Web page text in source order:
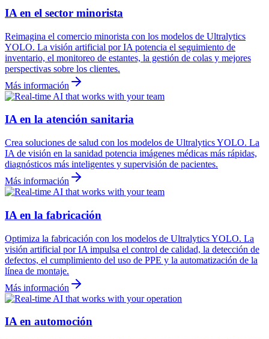
IA en el sector minorista
Reimagina el comercio minorista con los modelos de Ultralytics
YOLO. La visión artificial por IA potencia el seguimiento de
inventario, el monitoreo de estantes, la gestión de colas y mejores
perspectivas sobre los clientes.
Más información
IA en la atención sanitaria
Crea soluciones de salud con los modelos de Ultralytics YOLO. La
IA de visión en la sanidad potencia imágenes médicas más rápidas,
diagnósticos más inteligentes y supervisión de pacientes.
Más información
IA en la fabricación
Optimiza la fabricación con los modelos de Ultralytics YOLO. La
visión artificial por IA impulsa el control de calidad, la detección de
defectos, el cumplimiento del uso de PPE y la automatización de la
línea de montaje.
Más información
IA en automoción